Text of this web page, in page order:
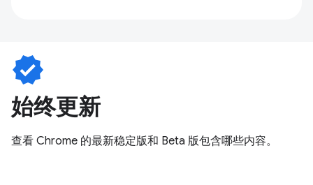
verified
始终更新
查看 Chrome 的最新稳定版和 Beta 版包含哪些内容。